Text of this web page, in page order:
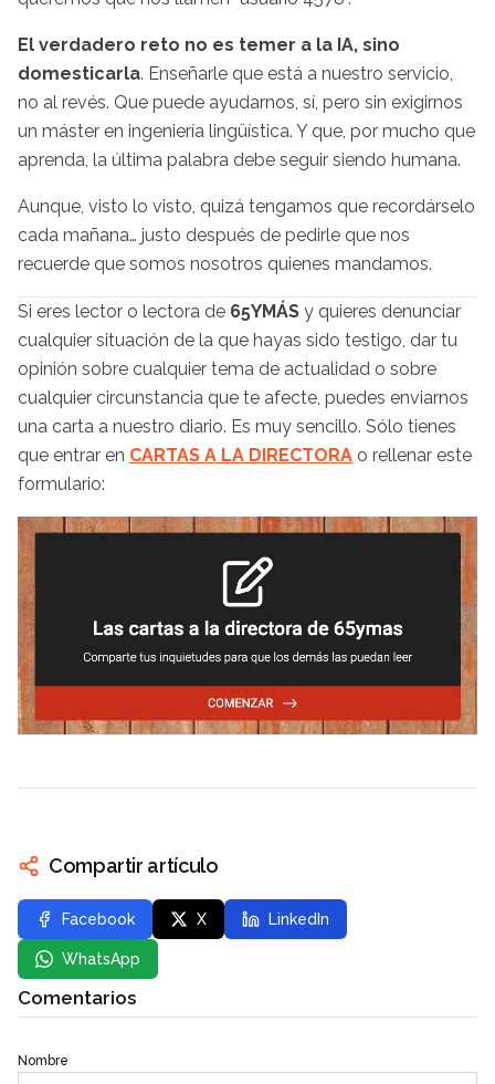
El verdadero reto no es temer a la IA, sino
domesticarla. Enseñarle que está a nuestro servicio,
no al revés. Que puede ayudarnos, sí, pero sin exigirnos
un máster en ingeniería lingüística. Y que, por mucho que
aprenda, la última palabra debe seguir siendo humana.
Aunque, visto lo visto, quizá tengamos que recordárselo
cada mañana… justo después de pedirle que nos
recuerde que somos nosotros quienes mandamos.
Si eres lector o lectora de 65YMÁS y quieres denunciar
cualquier situación de la que hayas sido testigo, dar tu
opinión sobre cualquier tema de actualidad o sobre
cualquier circunstancia que te afecte, puedes enviarnos
una carta a nuestro diario. Es muy sencillo. Sólo tienes
que entrar en CARTAS A LA DIRECTORA o rellenar este
formulario:
Compartir artículo
Facebook X LinkedIn
WhatsApp
Comentarios
Nombre